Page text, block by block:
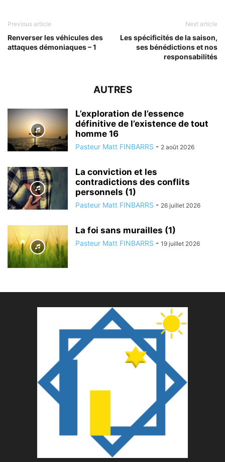
Previous article
Renverser les véhicules des
attaques démoniaques – 1
Next article
Les spécificités de la saison,
ses bénédictions et nos
responsabilités
AUTRES
L’exploration de l’essence
définitive de l’existence de tout
homme 16
Pasteur Matt FINBARRS - 2 août 2026
La conviction et les
contradictions des conflits
personnels (1)
Pasteur Matt FINBARRS - 26 juillet 2026
La foi sans murailles (1)
Pasteur Matt FINBARRS - 19 juillet 2026